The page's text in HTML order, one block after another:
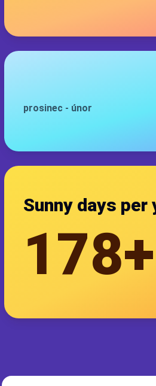
prosinec - únor
Sunny days per
178+